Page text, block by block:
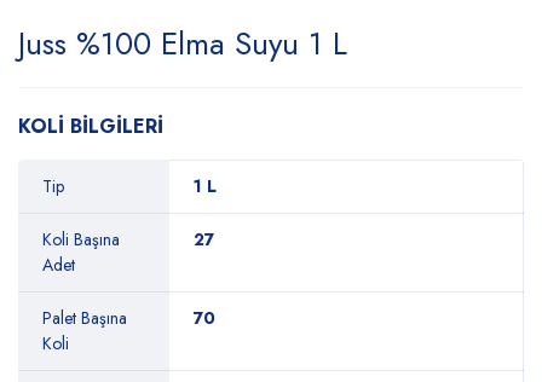
Juss %100 Elma Suyu 1 L
KOLİ BİLGİLERİ
Tip 1 L
Koli Başına
Adet
27
Palet Başına
Koli
70